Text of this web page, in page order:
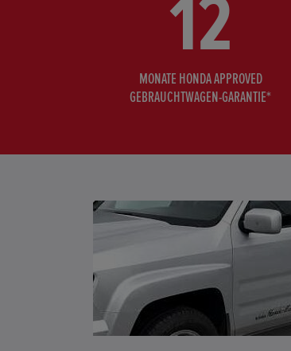
12
MONATE HONDA APPROVED
GEBRAUCHTWAGEN-GARANTIE*